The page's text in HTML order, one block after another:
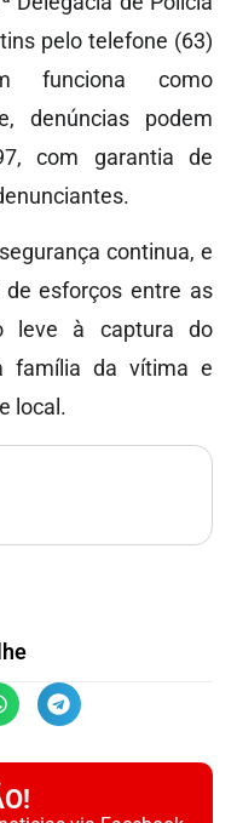
pelo telefone (63)
funciona como
denúncias podem
com garantia de
continua, e
esforços entre as
leve à captura do
família da vítima e
local.